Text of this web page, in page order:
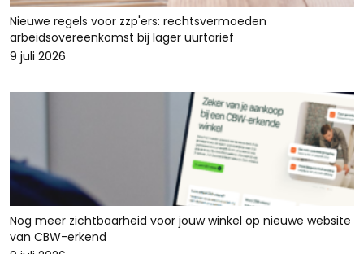
Nieuwe regels voor zzp'ers: rechtsvermoeden
arbeidsovereenkomst bij lager uurtarief
9 juli 2026
Nog meer zichtbaarheid voor jouw winkel op nieuwe website
van CBW-erkend